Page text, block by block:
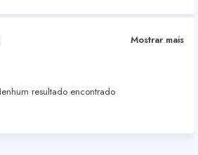
Mostrar mais
resultado encontrado